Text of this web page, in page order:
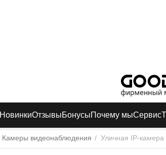
НовинкиОтзывыБонусыПочему мыСервис
Камеры видеонаблюдения / Уличная IP-